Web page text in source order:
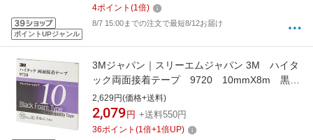
ポイントUPジャンル
4ポイント (1倍)
8/7 15:00までの注文で最短8/12お届け
3Mジャパン｜スリーエムジャパン 3M ハイタ
ック両面接着テープ 9720 10mmX8m 黒
1巻入り 9720 10 AAD
2,629円(価格+送料)
2,079 円 +送料550円
36ポイント (1倍+1倍UP)